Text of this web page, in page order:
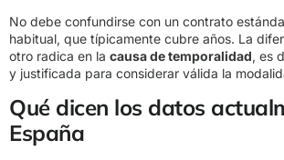
No debe confundirse con un contrato
habitual, que típicamente cubre años. La
otro radica en la causa de temporalidad, es
y justificada para considerar válida la
Qué dicen los datos
España